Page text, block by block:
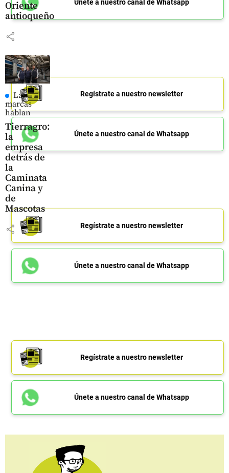
Oriente
antioqueño
share
Las
marcas
hablan
Tierragro:
la
empresa
detrás de
la
Caminata
Canina y
de
Mascotas
share
Únete a nuestro canal de Whatsapp
Regístrate a nuestro newsletter
Únete a nuestro canal de Whatsapp
Regístrate a nuestro newsletter
Únete a nuestro canal de Whatsapp
Regístrate a nuestro newsletter
Únete a nuestro canal de Whatsapp